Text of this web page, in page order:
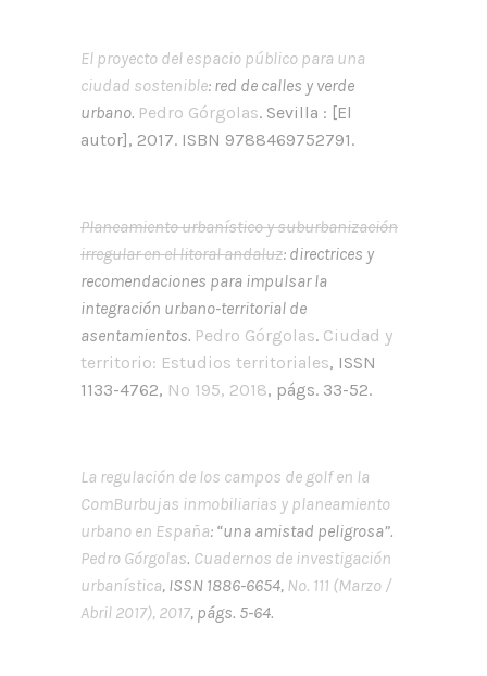
El proyecto del espacio público para una
ciudad sostenible: red de calles y verde
urbano. Pedro Górgolas. Sevilla : [El
autor], 2017. ISBN 9788469752791.
Planeamiento urbanístico y suburbanización
irregular en el litoral andaluz: directrices y
recomendaciones para impulsar la
integración urbano-territorial de
asentamientos. Pedro Górgolas. Ciudad y
territorio: Estudios territoriales, ISSN
1133-4762, Nº 195, 2018, págs. 33-52.
La regulación de los campos de golf en la
ComBurbujas inmobiliarias y planeamiento
urbano en España: “una amistad peligrosa”.
Pedro Górgolas. Cuadernos de investigación
urbanística, ISSN 1886-6654, Nº. 111 (Marzo /
Abril 2017), 2017, págs. 5-64.